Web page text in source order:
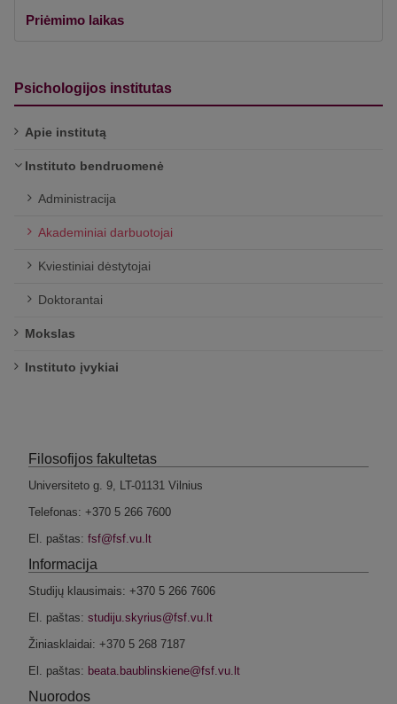
Priėmimo laikas
Psichologijos institutas
Apie institutą
Instituto bendruomenė
Administracija
Akademiniai darbuotojai
Kviestiniai dėstytojai
Doktorantai
Mokslas
Instituto įvykiai
Filosofijos fakultetas
Universiteto g. 9, LT-01131 Vilnius
Telefonas: +370 5 266 7600
El. paštas:
Informacija
Studijų klausimais: +370 5 266 7606
El. paštas:
Žiniasklaidai: +370 5 268 7187
El. paštas:
Nuorodos